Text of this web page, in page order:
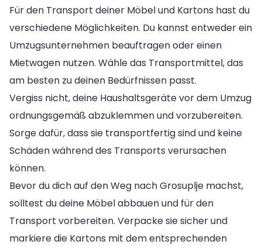
Für den Transport deiner Möbel und Kartons hast du
verschiedene Möglichkeiten. Du kannst entweder ein
Umzugsunternehmen beauftragen oder einen
Mietwagen nutzen. Wähle das Transportmittel, das
am besten zu deinen Bedürfnissen passt.
Vergiss nicht, deine Haushaltsgeräte vor dem Umzug
ordnungsgemäß abzuklemmen und vorzubereiten.
Sorge dafür, dass sie transportfertig sind und keine
Schäden während des Transports verursachen
können.
Bevor du dich auf den Weg nach Grosuplje machst,
solltest du deine Möbel abbauen und für den
Transport vorbereiten. Verpacke sie sicher und
markiere die Kartons mit dem entsprechenden